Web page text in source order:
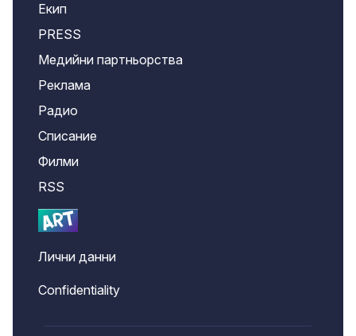
Екип
PRESS
Медийни партньорства
Реклама
Радио
Списание
Филми
RSS
Лични данни
Confidentiality